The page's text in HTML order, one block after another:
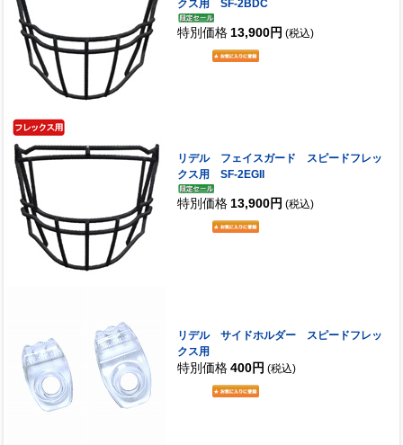
クス用 SF-2BDC
特別価格 13,900円 (税込)
リデル フェイスガード スピードフレッ
クス用 SF-2EGII
特別価格 13,900円 (税込)
リデル サイドホルダー スピードフレッ
クス用
特別価格 400円 (税込)